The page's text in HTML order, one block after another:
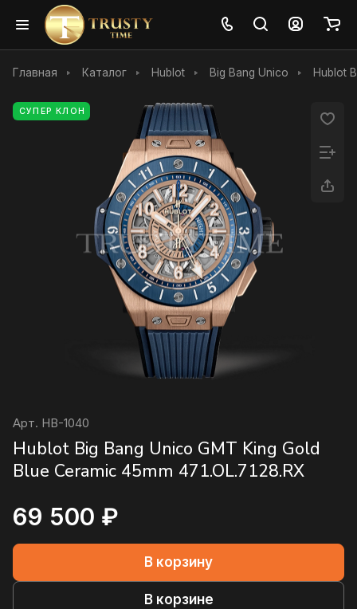
Главная Каталог Hublot Big Bang Unico Hublot
СУПЕР КЛОН
Арт. HB-1040
Hublot Big Bang Unico GMT King Gold
Blue Ceramic 45mm 471.OL.7128.RX
69 500 ₽
В корзину
В корзине